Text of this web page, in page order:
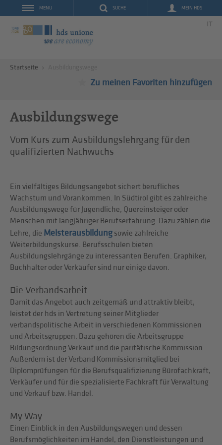
SUCHE MEIN HDS
MENU
IT
Startseite
Zu meinen Favoriten hinzufügen
Ausbildungswege
Vom Kurs zum Ausbildungslehrgang für den
qualifizierten Nachwuchs
Ein vielfältiges Bildungsangebot sichert berufliches
Wachstum und Vorankommen. In Südtirol gibt es zahlreiche
Ausbildungswege für Jugendliche, Quereinsteiger oder
Menschen mit langjähriger Berufserfahrung. Dazu zählen die
Lehre, die Meisterausbildung sowie zahlreiche
Weiterbildungskurse. Berufsschulen bieten
Ausbildungslehrgänge zu interessanten Berufen. Graphiker,
Buchhalter oder Verkäufer sind nur einige davon.
Die Verbandsarbeit
Damit das Angebot auch zeitgemäß und attraktiv bleibt,
leistet der hds in Vertretung seiner Mitglieder
verbandspolitische Arbeit in verschiedenen Kommissionen
und Arbeitsgruppen. Dazu gehören die Arbeitsgruppe
Bildungsordnung Verkauf und die paritätische Kommission.
Außerdem ist der Verband Kommissionsmitglied bei
Diplomprüfungen für die Berufsqualifizierung Bürofachkraft,
Verkäufer und für die spezialisierte Fachkraft für Verwaltung
und Verkauf bzw. Handel.
My Way
Einen Einblick in den Ausbildungswegen und dessen
Berufsmöglichkeiten im Handel, den Dienstleistungen und